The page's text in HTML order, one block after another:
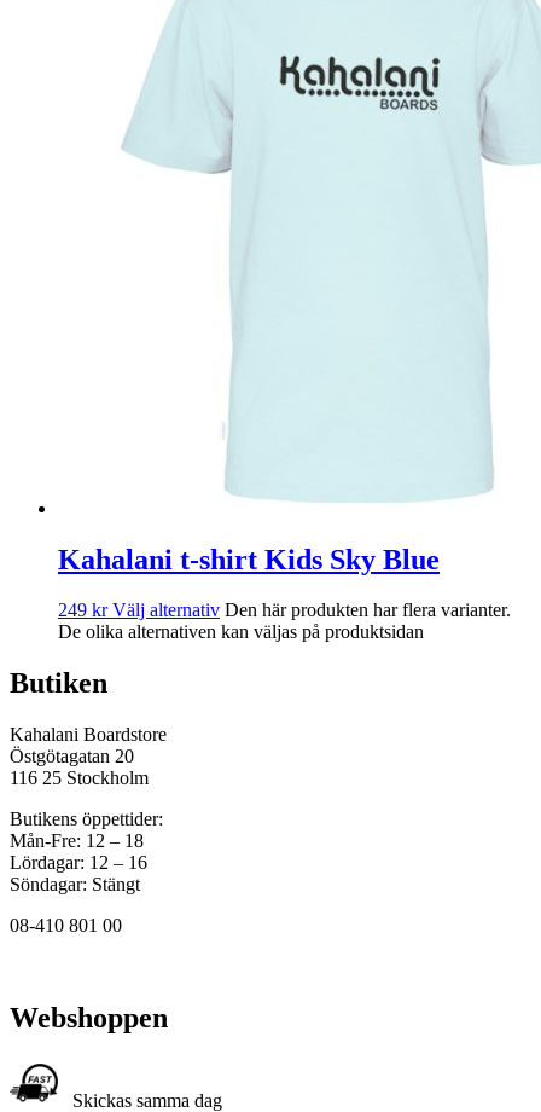
Kahalani t-shirt Kids Sky Blue
249 kr Välj alternativ Den här produkten har flera varianter.
De olika alternativen kan väljas på produktsidan
Butiken
Kahalani Boardstore
Östgötagatan 20
116 25 Stockholm
Butikens öppettider:
Mån-Fre: 12 – 18
Lördagar: 12 – 16
Söndagar: Stängt
08-410 801 00
Webshoppen
Skickas samma dag